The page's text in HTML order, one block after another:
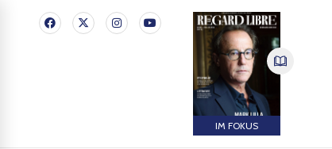
IM FOKUS